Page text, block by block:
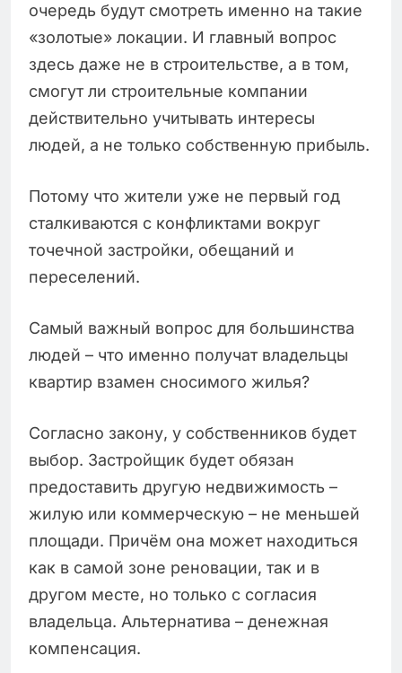
очередь будут смотреть именно на такие
«золотые» локации. И главный вопрос
здесь даже не в строительстве, а в том,
смогут ли строительные компании
действительно учитывать интересы
людей, а не только собственную прибыль.
Потому что жители уже не первый год
сталкиваются с конфликтами вокруг
точечной застройки, обещаний и
переселений.
Самый важный вопрос для большинства
людей – что именно получат владельцы
квартир взамен сносимого жилья?
Согласно закону, у собственников будет
выбор. Застройщик будет обязан
предоставить другую недвижимость –
жилую или коммерческую – не меньшей
площади. Причём она может находиться
как в самой зоне реновации, так и в
другом месте, но только с согласия
владельца. Альтернатива – денежная
компенсация.